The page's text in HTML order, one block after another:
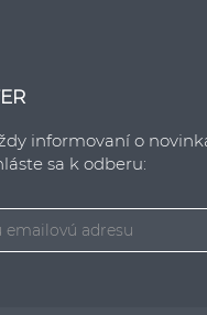
informovaní o
sa k odberu: